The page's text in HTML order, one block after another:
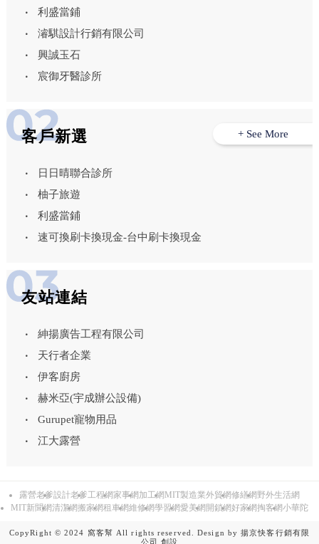
利盛當鋪
濬騏設計行銷有限公司
興誠玉石
宸御牙醫診所
客戶新選
日日晴聯合診所
柚子旅遊
利盛當鋪
速可換刷卡換現金-台中刷卡換現金
+ See More
友站連結
紳揚廣告工程有限公司
天行者企業
伊客廚房
赫米亞(宇成辦公設備)
Gurupet寵物用品
江大露營
露營老爹設計老爹工程網家事網 加工網 MIT製造業外貿網修繕網 野外生活網
MIT新聞網清潔網搬家網租車網維修網學習網愛美網 開鎖網好家網掏客網小華陀
CopyRight © 2024 窩客幫 All rights reserved. Design by揚京快客行銷有限
公司
創設